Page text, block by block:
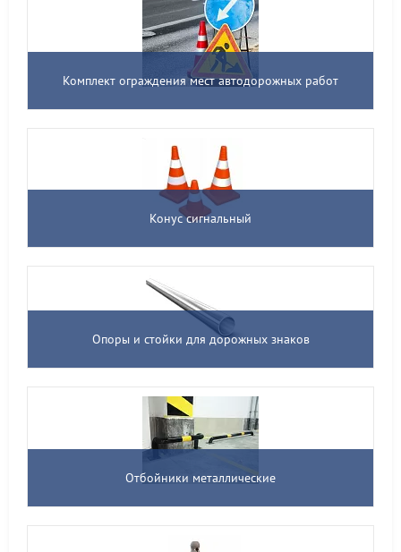
Комплект ограждения мест автодорожных работ
Конус сигнальный
Опоры и стойки для дорожных знаков
Отбойники металлические